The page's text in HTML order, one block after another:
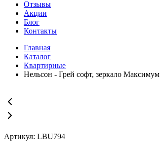
Отзывы
Акции
Блог
Контакты
Главная
Каталог
Квартирные
Нельсон - Грей софт, зеркало Максимум
Артикул: LBU794